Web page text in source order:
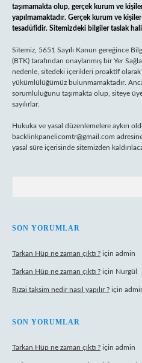
taşımamakta olup, gerçek kurum ve
yapılmamaktadır. Gerçek kurum ve
tesadüfidir. Sitemizdeki bilgiler taslak
Sitemiz, 5651 Sayılı Kanun gereğince
(BTK) tarafından onaylanmış bir Yer
nedenle, sitedeki içerikleri proaktif olarak
yükümlülüğümüz bulunmamaktadır.
sorumluluğunu taşımakta olup, siteye
sayılırlar.
Hukuka ve yasal düzenlemelere aykırı
backlinkpanelicomtr@gmail.com
yasal süre içerisinde sitemizden
SON YORUMLAR
Tarkan Hüp ne zaman çıktı ? için admin
Tarkan Hüp ne zaman çıktı ? için Nurgül
Rızai taksim nedir nasıl yapılır ? için
SON YORUMLAR
Tarkan Hüp ne zaman çıktı ? için admin